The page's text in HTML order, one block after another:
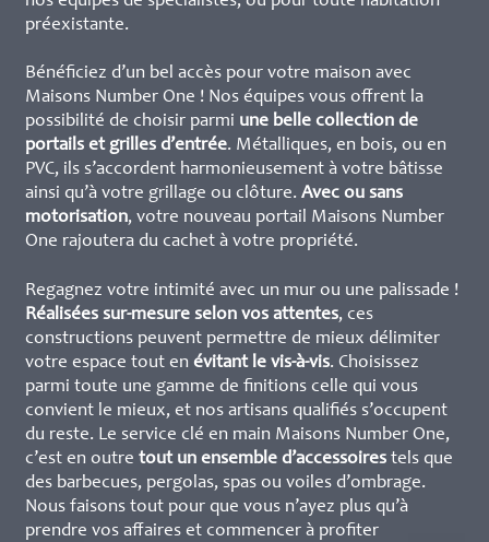
préexistante.
Bénéficiez d’un bel accès pour votre maison avec
Maisons Number One ! Nos équipes vous offrent la
possibilité de choisir parmi une belle collection de
portails et grilles d’entrée. Métalliques, en bois, ou en
PVC, ils s’accordent harmonieusement à votre bâtisse
ainsi qu’à votre grillage ou clôture. Avec ou sans
motorisation, votre nouveau portail Maisons Number
One rajoutera du cachet à votre propriété.
Regagnez votre intimité avec un mur ou une palissade !
Réalisées sur-mesure selon vos attentes, ces
constructions peuvent permettre de mieux délimiter
votre espace tout en évitant le vis-à-vis. Choisissez
parmi toute une gamme de finitions celle qui vous
convient le mieux, et nos artisans qualifiés s’occupent
du reste. Le service clé en main Maisons Number One,
c’est en outre tout un ensemble d’accessoirestels que
des barbecues, pergolas, spas ou voiles d’ombrage.
Nous faisons tout pour que vous n’ayez plus qu’à
prendre vos affaires et commencer à profiter